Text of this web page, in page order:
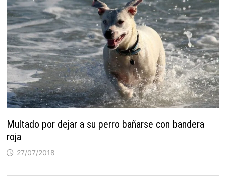
Multado por dejar a su perro bañarse con bandera
roja
27/07/2018